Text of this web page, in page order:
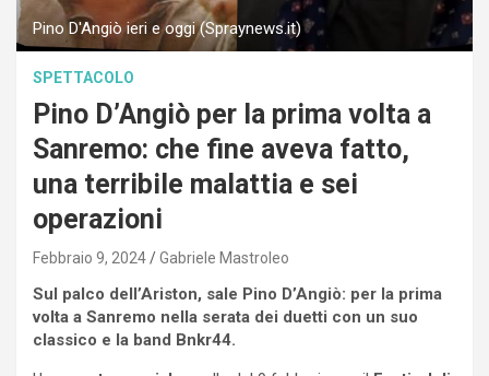
Pino D'Angiò ieri e oggi (Spraynews.it)
SPETTACOLO
Pino D’Angiò per la prima volta a
Sanremo: che fine aveva fatto,
una terribile malattia e sei
operazioni
Febbraio 9, 2024 Gabriele Mastroleo
Sul palco dell’Ariston, sale Pino D’Angiò: per la prima
volta a Sanremo nella serata dei duetti con un suo
classico e la band Bnkr44.